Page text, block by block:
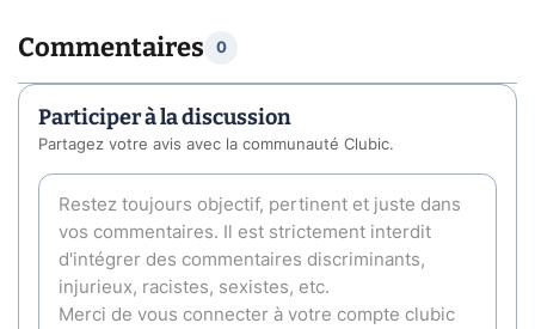
Commentaires 0
Participer à la discussion
Partagez votre avis avec la communauté Clubic.